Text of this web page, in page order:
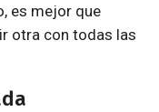
es mejor que
otra con todas las